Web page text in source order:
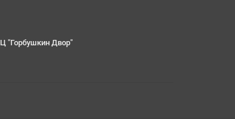
"Горбушкин Двор"